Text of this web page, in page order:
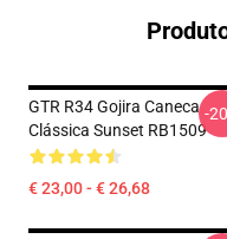
GTR R34 Gojira Caneca
Clássica Sunset RB1509
€ 23,00 - € 26,68
-